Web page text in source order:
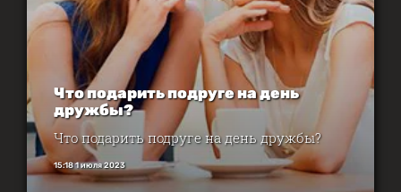
Что подарить подруге на день
дружбы?
Что подарить подруге на день дружбы?
15:18 1 июля 2023